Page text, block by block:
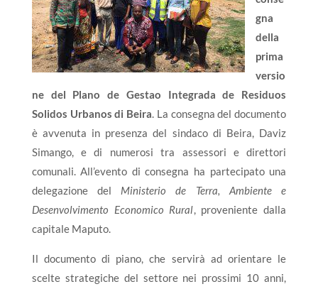
gna
della
prima
versio
ne del Plano de Gestao Integrada de Residuos
Solidos Urbanos di Beira. La consegna del documento
è avvenuta in presenza del sindaco di Beira, Daviz
Simango, e di numerosi tra assessori e direttori
comunali. All’evento di consegna ha partecipato una
delegazione del Ministerio de Terra, Ambiente e
Desenvolvimento Economico Rural, proveniente dalla
capitale Maputo.
Il documento di piano, che servirà ad orientare le
scelte strategiche del settore nei prossimi 10 anni,